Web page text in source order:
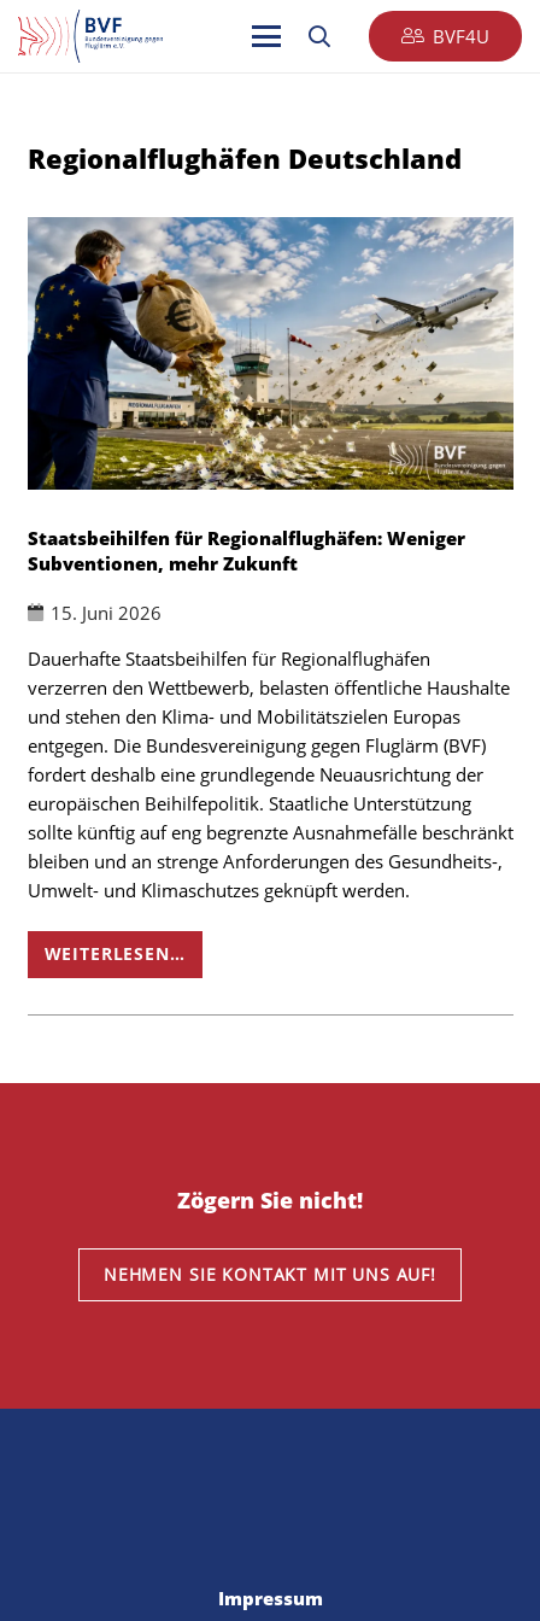
BVF4U
Regionalflughäfen Deutschland
Staatsbeihilfen für Regionalflughäfen: Weniger
Subventionen, mehr Zukunft
15. Juni 2026
Dauerhafte Staatsbeihilfen für Regionalflughäfen
verzerren den Wettbewerb, belasten öffentliche Haushalte
und stehen den Klima- und Mobilitätszielen Europas
entgegen. Die Bundesvereinigung gegen Fluglärm (BVF)
fordert deshalb eine grundlegende Neuausrichtung der
europäischen Beihilfepolitik. Staatliche Unterstützung
sollte künftig auf eng begrenzte Ausnahmefälle beschränkt
bleiben und an strenge Anforderungen des Gesundheits-,
Umwelt- und Klimaschutzes geknüpft werden.
WEITERLESEN…
Zögern Sie nicht!
NEHMEN SIE KONTAKT MIT UNS AUF!
Impressum